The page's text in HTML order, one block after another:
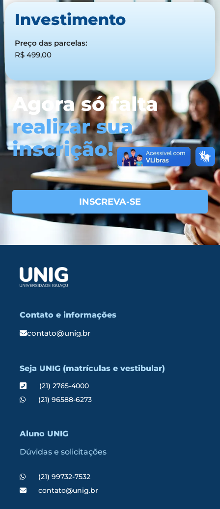
Investimento
Preço das parcelas:
R$ 499,00
Agora só falta
realizar sua
inscrição!
INSCREVA-SE
Contato e informações
contato@unig.br
Seja UNIG (matrículas e vestibular)
(21) 2765-4000
(21) 96588-6273
Aluno UNIG
Dúvidas e solicitações
(21) 99732-7532
contato@unig.br